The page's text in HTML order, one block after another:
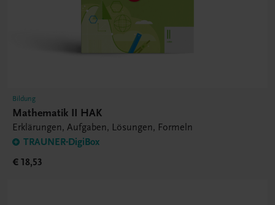
Bildung
Mathematik II HAK
Erklärungen, Aufgaben, Lösungen, Formeln
TRAUNER-DigiBox
€ 18,53